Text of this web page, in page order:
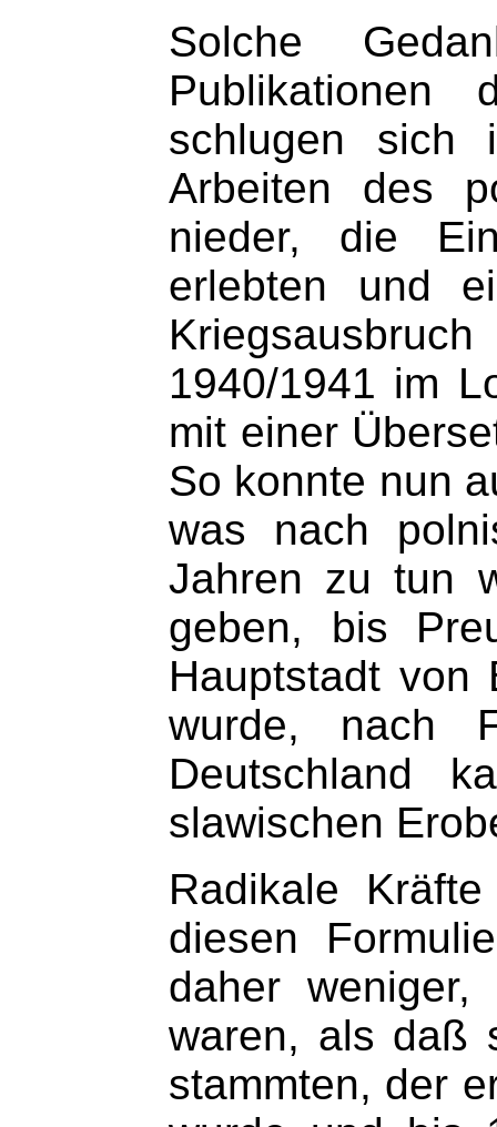
Solche
Publikationen
schlugen sich
Arbeiten des
nieder, die
erlebten und
1940/1941 im
mit einer
So konnte nun
was nach
Jahren zu tun
geben, bis
Hauptstadt von
wurde, nach
Deutschland
slawischen
Radikale
diesen
daher
waren, als daß
stammten, der